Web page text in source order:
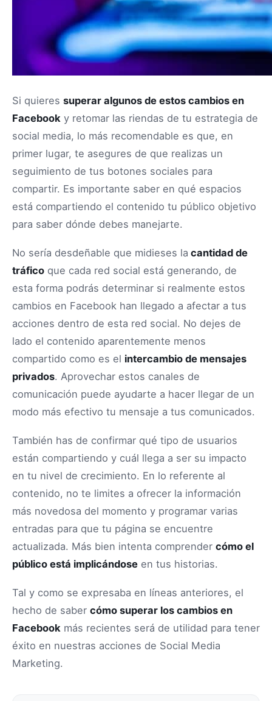
Si quieres superar algunos de estos cambios en
Facebook y retomar las riendas de tu estrategia de
social media, lo más recomendable es que, en
primer lugar, te asegures de que realizas un
seguimiento de tus botones sociales para
compartir. Es importante saber en qué espacios
está compartiendo el contenido tu público objetivo
para saber dónde debes manejarte.
No sería desdeñable que midieses la cantidad de
tráfico que cada red social está generando, de
esta forma podrás determinar si realmente estos
cambios en Facebook han llegado a afectar a tus
acciones dentro de esta red social. No dejes de
lado el contenido aparentemente menos
compartido como es el intercambio de mensajes
privados. Aprovechar estos canales de
comunicación puede ayudarte a hacer llegar de un
modo más efectivo tu mensaje a tus comunicados.
También has de confirmar qué tipo de usuarios
están compartiendo y cuál llega a ser su impacto
en tu nivel de crecimiento. En lo referente al
contenido, no te limites a ofrecer la información
más novedosa del momento y programar varias
entradas para que tu página se encuentre
actualizada. Más bien intenta comprender cómo el
público está implicándose en tus historias.
Tal y como se expresaba en líneas anteriores, el
hecho de saber cómo superar los cambios en
Facebook más recientes será de utilidad para tener
éxito en nuestras acciones de Social Media
Marketing.